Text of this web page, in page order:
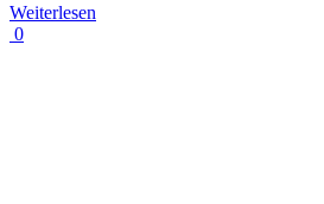
Weiterlesen
0